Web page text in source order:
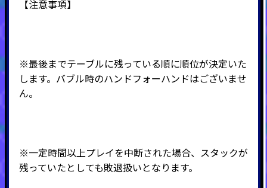
【注意事項】
※最後までテーブルに残っている順に順位が決定いた
します。バブル時のハンドフォーハンドはございませ
ん。
※一定時間以上プレイを中断された場合、スタックが
残っていたとしても敗退扱いとなります。